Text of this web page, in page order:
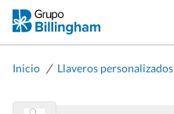
Inicio / Llaveros personalizados